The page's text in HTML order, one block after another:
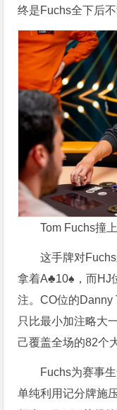
终是Fuchs全下后
Tom Fuchs撞
这手牌对
拿着A♣10♠，而HJ
注。CO位的Danny
只比最小加注略大
己覆盖全场的82个
Fuchs为赛事
单纯利用记分牌施